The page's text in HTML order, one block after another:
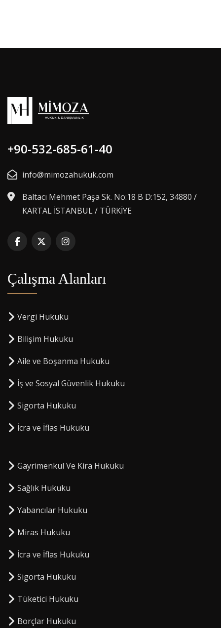
+90-532-685-61-40
info@mimozahukuk.com
Baltacı Mehmet Paşa Sk. No:18 B D:152, 34880 /
KARTAL İSTANBUL / TÜRKİYE
Çalışma Alanları
Vergi Hukuku
Bilişim Hukuku
Aile ve Boşanma Hukuku
İş ve Sosyal Güvenlik Hukuku
Sigorta Hukuku
⁠İcra ve İflas Hukuku
Gayrimenkul Ve Kira Hukuku
Sağlık Hukuku
Yabancılar Hukuku
Miras Hukuku
⁠İcra ve İflas Hukuku
Sigorta Hukuku
⁠Tüketici Hukuku
⁠Borçlar Hukuku